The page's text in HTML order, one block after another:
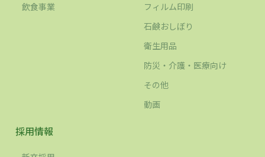
飲食事業
フィルム印刷
石鹸おしぼり
衛生用品
防災・介護・医療向け
その他
動画
採用情報